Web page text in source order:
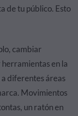
de tu público. Esto
cambiar
en la
diferentes áreas
Movimientos
un ratón en